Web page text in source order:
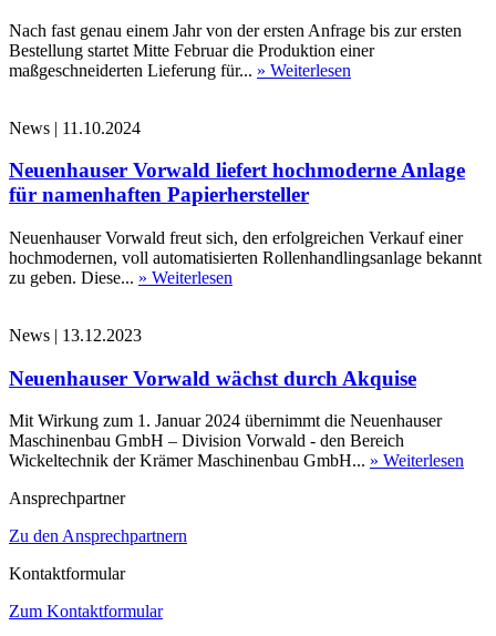
Nach fast genau einem Jahr von der ersten Anfrage bis zur ersten
Bestellung startet Mitte Februar die Produktion einer
maßgeschneiderten Lieferung für... » Weiterlesen
News | 11.10.2024
Neuenhauser Vorwald liefert hochmoderne Anlage
für namenhaften Papierhersteller
Neuenhauser Vorwald freut sich, den erfolgreichen Verkauf einer
hochmodernen, voll automatisierten Rollenhandlingsanlage bekannt
zu geben. Diese... » Weiterlesen
News | 13.12.2023
Neuenhauser Vorwald wächst durch Akquise
Mit Wirkung zum 1. Januar 2024 übernimmt die Neuenhauser
Maschinenbau GmbH – Division Vorwald - den Bereich
Wickeltechnik der Krämer Maschinenbau GmbH... » Weiterlesen
Ansprechpartner
Zu den Ansprechpartnern
Kontaktformular
Zum Kontaktformular